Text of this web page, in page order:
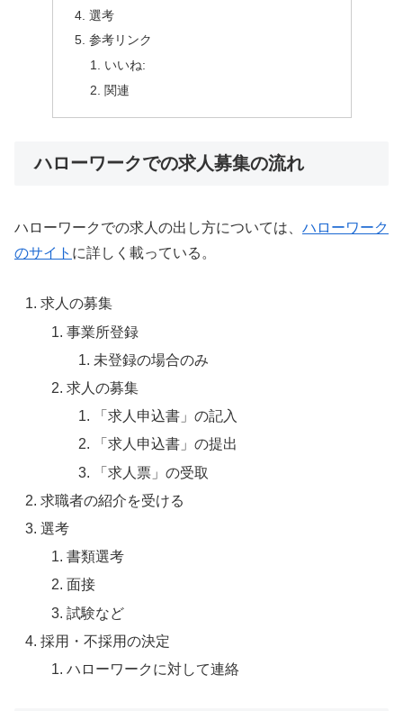
選考
参考リンク
いいね:
関連
ハローワークでの求人募集の流れ
ハローワークでの求人の出し方については、 ハローワーク
のサイト に詳しく載っている。
求人の募集
事業所登録
未登録の場合のみ
求人の募集
「求人申込書」の記入
「求人申込書」の提出
「求人票」の受取
求職者の紹介を受ける
選考
書類選考
面接
試験など
採用・不採用の決定
ハローワークに対して連絡